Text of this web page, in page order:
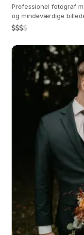
Professionel fotograf
og mindeværdige